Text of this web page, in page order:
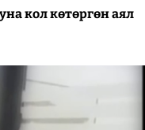
кол көтөргөн аял